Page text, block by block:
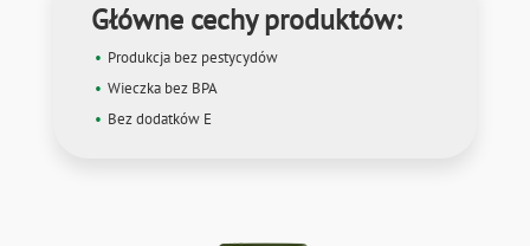
Główne cechy produktów:
Produkcja bez pestycydów
Wieczka bez BPA
Bez dodatków E